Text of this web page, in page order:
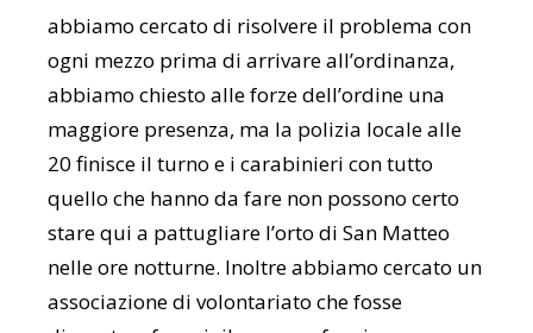
abbiamo cercato di risolvere il problema con
ogni mezzo prima di arrivare all’ordinanza,
abbiamo chiesto alle forze dell’ordine una
maggiore presenza, ma la polizia locale alle
20 finisce il turno e i carabinieri con tutto
quello che hanno da fare non possono certo
stare qui a pattugliare l’orto di San Matteo
nelle ore notturne. Inoltre abbiamo cercato un
associazione di volontariato che fosse